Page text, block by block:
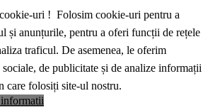
uri ! Folosim cookie-uri pentru a
și anunțurile, pentru a oferi funcții de rețele
traficul. De asemenea, le oferim
de publicitate și de analize informații
care folosiți site-ul nostru.